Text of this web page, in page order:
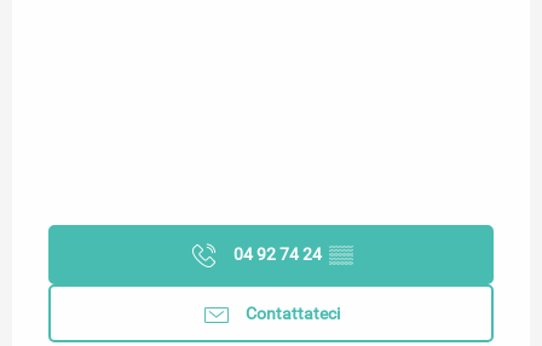
04 92 74 24 ▒▒
Contattateci